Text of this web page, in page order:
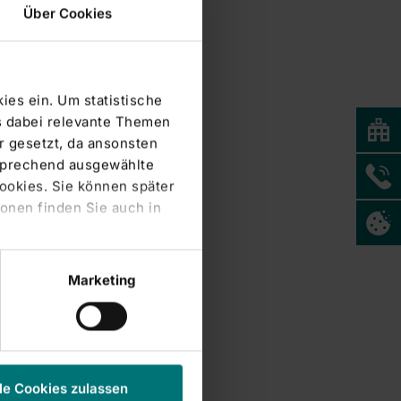
Über Cookies
ein. Um statistische
relevante Themen
gesetzt, da ansonsten
ausgewählte
Sie können später
finden Sie auch in
Marketing
Cookies zulassen